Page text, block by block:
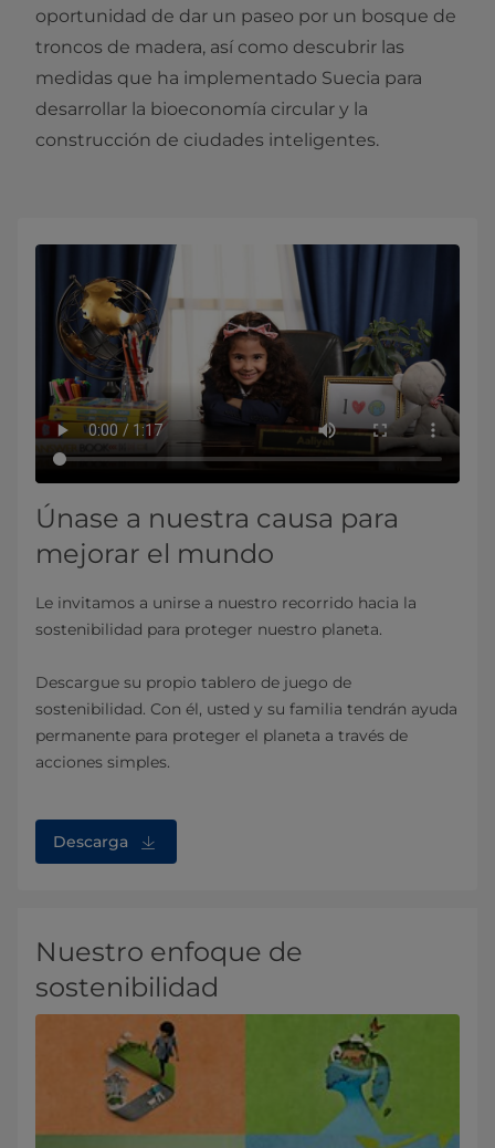
oportunidad de dar un paseo por un bosque de
troncos de madera, así como descubrir las
medidas que ha implementado Suecia para
desarrollar la bioeconomía circular y la
construcción de ciudades inteligentes.
Únase a nuestra causa para
mejorar el mundo
Le invitamos a unirse a nuestro recorrido hacia la
sostenibilidad para proteger nuestro planeta.
Descargue su propio tablero de juego de
sostenibilidad. Con él, usted y su familia tendrán ayuda
permanente para proteger el planeta a través de
acciones simples.
Descarga
Nuestro enfoque de
sostenibilidad